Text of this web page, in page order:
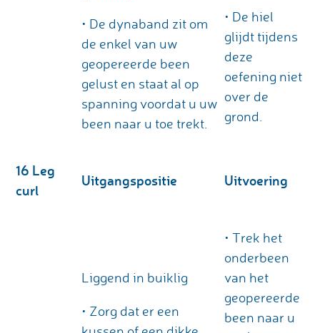
• De dynaband zit om
de enkel van uw
geopereerde been
gelust en staat al op
spanning voordat u uw
been naar u toe trekt.
• De hiel
glijdt tijdens
deze
oefening niet
over de
grond.
16 Leg
curl
Uitgangspositie Uitvoering
Liggend in buiklig
• Zorg dat er een
• Trek het
onderbeen
van het
geopereerde
been naar u